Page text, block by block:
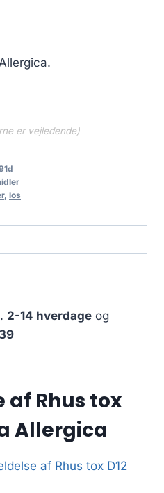
er vejledende)
, los
2-14 hverdage og
39
Rhus tox
Allergica
af Rhus tox D12